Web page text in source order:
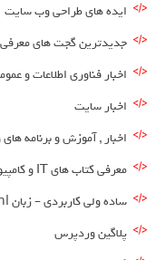
ایده های طراحی وب سایت
جدیدترین گجت های
اخبار فناوری اطلاعات و
اخبار سایت
اخبار , آموزش و برنامه
معرفی کتاب های IT و کامپیوتر
ساده ولی کاربردی – زبان Html
پلاگین وردپرس